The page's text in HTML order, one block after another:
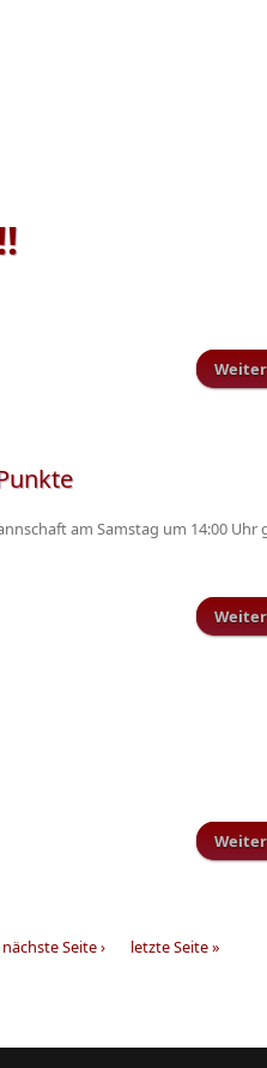
am Samstag um 14:00 Uhr
nächste Seite › letzte Seite »